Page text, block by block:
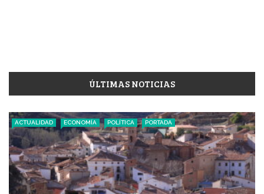
ÚLTIMAS NOTICIAS
ACTUALIDAD ECONOMÍA POLÍTICA PORTADA